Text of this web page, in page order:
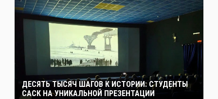
ДЕСЯТЬ ТЫСЯЧ ШАГОВ К ИСТОРИИ: СТУДЕНТЫ
САСК НА УНИКАЛЬНОЙ ПРЕЗЕНТАЦИИ